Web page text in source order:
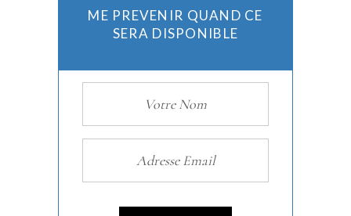
ME PREVENIR QUAND CE
SERA DISPONIBLE